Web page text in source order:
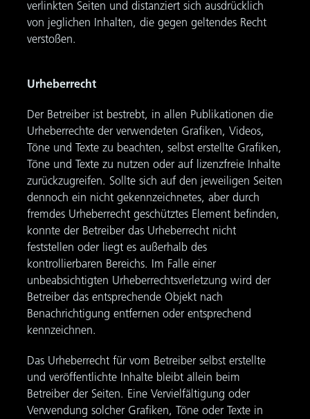
verlinkten Seiten und distanziert sich ausdrücklich
von jeglichen Inhalten, die gegen geltendes Recht
verstoßen.
Urheberrecht
Der Betreiber ist bestrebt, in allen Publikationen die
Urheberrechte der verwendeten Grafiken, Videos,
Töne und Texte zu beachten, selbst erstellte Grafiken,
Töne und Texte zu nutzen oder auf lizenzfreie Inhalte
zurückzugreifen. Sollte sich auf den jeweiligen Seiten
dennoch ein nicht gekennzeichnetes, aber durch
fremdes Urheberrecht geschütztes Element befinden,
konnte der Betreiber das Urheberrecht nicht
feststellen oder liegt es außerhalb des
kontrollierbaren Bereichs. Im Falle einer
unbeabsichtigten Urheberrechtsverletzung wird der
Betreiber das entsprechende Objekt nach
Benachrichtigung entfernen oder entsprechend
kennzeichnen.
Das Urheberrecht für vom Betreiber selbst erstellte
und veröffentlichte Inhalte bleibt allein beim
Betreiber der Seiten. Eine Vervielfältigung oder
Verwendung solcher Grafiken, Töne oder Texte in